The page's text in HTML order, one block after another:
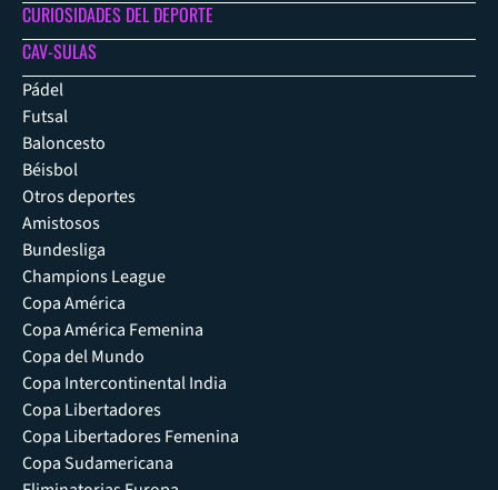
CURIOSIDADES DEL DEPORTE
CAV-SULAS
Pádel
Futsal
Baloncesto
Béisbol
Otros deportes
Amistosos
Bundesliga
Champions League
Copa América
Copa América Femenina
Copa del Mundo
Copa Intercontinental India
Copa Libertadores
Copa Libertadores Femenina
Copa Sudamericana